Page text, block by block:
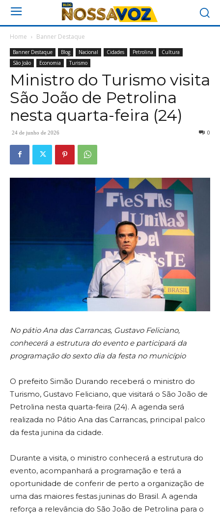
Home Banner Destaque
Banner Destaque Blog Nacional Cidades Petrolina
Cultura
São João
Economia Turismo
Ministro do Turismo visita
São João de Petrolina
nesta quarta-feira (24)
24 de junho de 2026 0
No pátio Ana das Carrancas, Gustavo Feliciano,
conhecerá a estrutura do evento e participará da
programação do sexto dia da festa no município
O prefeito Simão Durando receberá o ministro do
Turismo, Gustavo Feliciano, que visitará o São João de
Petrolina nesta quarta-feira (24). A agenda será
realizada no Pátio Ana das Carrancas, principal palco
da festa junina da cidade.
Durante a visita, o ministro conhecerá a estrutura do
evento, acompanhará a programação e terá a
oportunidade de conferir de perto a organização de
uma das maiores festas juninas do Brasil. A agenda
reforça a relevância do São João de Petrolina para o